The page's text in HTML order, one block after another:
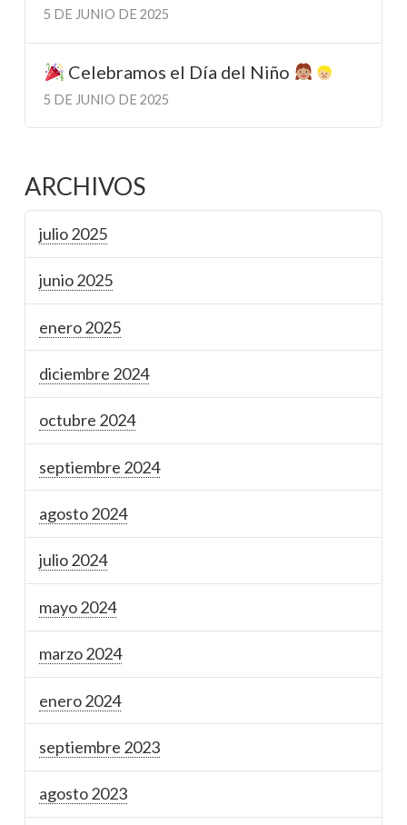
5 DE JUNIO DE 2025
Celebramos el Día del Niño
5 DE JUNIO DE 2025
ARCHIVOS
julio 2025
junio 2025
enero 2025
diciembre 2024
octubre 2024
septiembre 2024
agosto 2024
julio 2024
mayo 2024
marzo 2024
enero 2024
septiembre 2023
agosto 2023